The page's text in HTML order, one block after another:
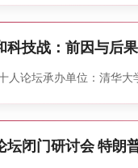
科技战：前因与后果
人论坛 承办单位：清
坛闭门研讨会 特朗